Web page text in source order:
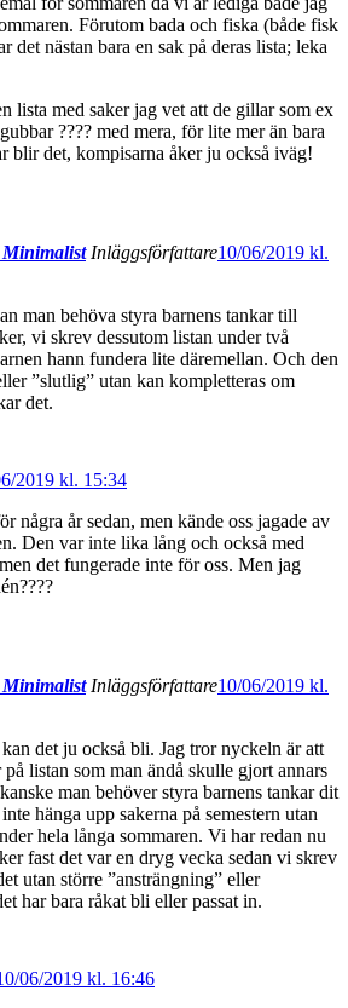
Förutom bada och fiska (både fisk
det nästan bara en sak på deras lista; leka
lista med saker jag vet att de gillar som ex
???? med mera, för lite mer än bara
blir det, kompisarna åker ju också iväg!
Inläggsförfattare10/06/2019 kl.
man behöva styra barnens tankar till
vi skrev dessutom listan under två
hann fundera lite däremellan. Och den
”slutlig” utan kan kompletteras om
det.
2019 kl. 15:34
några år sedan, men kände oss jagade av
Den var inte lika lång och också med
det fungerade inte för oss. Men jag
Inläggsförfattare10/06/2019 kl.
det ju också bli. Jag tror nyckeln är att
på listan som man ändå skulle gjort annars
man behöver styra barnens tankar dit
hänga upp sakerna på semestern utan
hela långa sommaren. Vi har redan nu
fast det var en dryg vecka sedan vi skrev
utan större ”ansträngning” eller
har bara råkat bli eller passat in.
06/2019 kl. 16:46